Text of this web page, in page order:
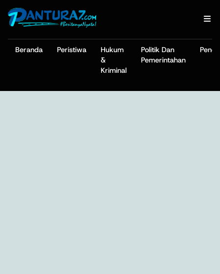
Beranda Peristiwa
Hukum
&
Kriminal
Politik Dan
Pemerintahan